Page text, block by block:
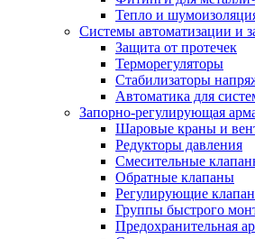
Тепло и
Системы автоматизации и
Защита от протечек
Терморегуляторы
Стабилизаторы
Автоматика для
Запорно-регулирующая
Шаровые краны и
Редукторы давления
Смесительные
Обратные клапаны
Регулирующие
Группы быстрого
Предохранительная